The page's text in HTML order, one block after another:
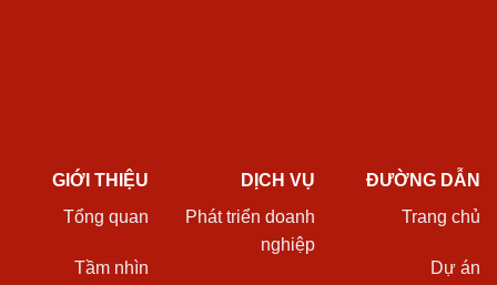
GIỚI THIỆU
Tổng quan
Tầm nhìn
DỊCH VỤ
Phát triển doanh
nghiệp
ĐƯỜNG DẪN
Trang chủ
Dự án